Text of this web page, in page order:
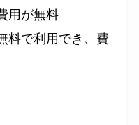
用が無料
料で利用でき、費